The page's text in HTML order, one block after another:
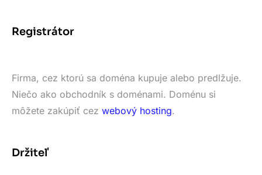
Registrátor
Firma, cez ktorú sa doména kupuje alebo predlžuje.
Niečo ako obchodník s doménami. Doménu si
môžete zakúpiť cez webový hosting.
Držiteľ